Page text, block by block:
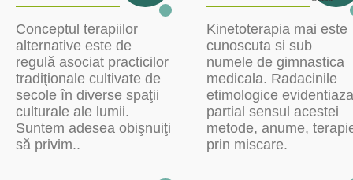
Conceptul terapiilor
alternative este de
regulă asociat practicilor
tradiţionale cultivate de
secole în diverse spaţii
culturale ale lumii.
Suntem adesea obişnuiţi
să privim..
Kinetoterapia mai este
cunoscuta si sub
numele de gimnastica
medicala. Radacinile
etimologice evidentiaza
partial sensul acestei
metode, anume,
prin miscare.